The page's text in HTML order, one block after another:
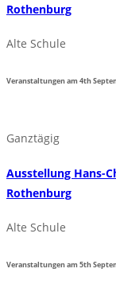
Rothenburg
Alte Schule
Veranstaltungen am4th
Ganztägig
Ausstellung Hans-
Rothenburg
Alte Schule
Veranstaltungen am5th